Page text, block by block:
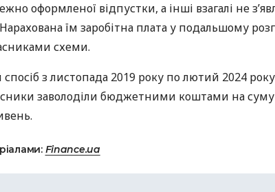
оформленої відпустки, а інші взагалі не
їм заробітна плата у подальшому
схеми.
спосіб з листопада 2019 року по лютий 2024 року
заволоділи бюджетними коштами на
Finance.ua